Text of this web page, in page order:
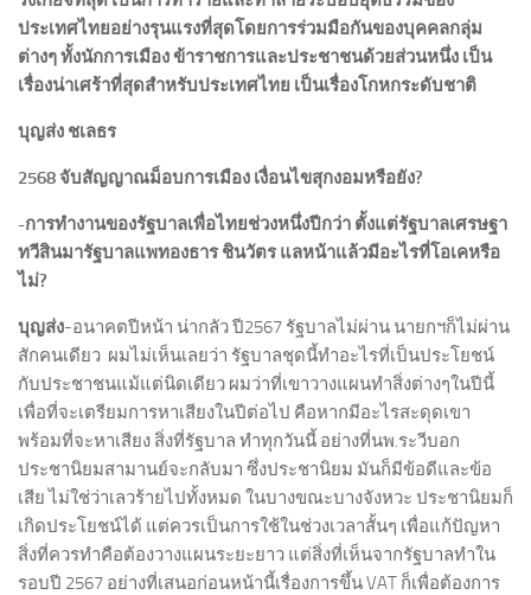
ประเทศไทยอย่างรุนแรงที่สุดโดยการร่วมมือกันของบุคคลกลุ่ม
ต่างๆ ทั้งนักการเมือง ข้าราชการและประชาชนด้วยส่วนหนึ่ง เป็น
เรื่องน่าเศร้าที่สุดสำหรับประเทศไทย เป็นเรื่องโกหกระดับชาติ
บุญส่ง ชเลธร
2568 จับสัญญาณม็อบการเมือง เงื่อนไขสุกงอมหรือยัง?
-การทำงานของรัฐบาลเพื่อไทยช่วงหนึ่งปีกว่า ตั้งแต่รัฐบาลเศรษฐา
ทวีสินมารัฐบาลแพทองธาร ชินวัตร แลหน้าแล้วมีอะไรที่โอเคหรือ
ไม่?
บุญส่ง-อนาคตปีหน้า น่ากลัว ปี2567 รัฐบาลไม่ผ่าน นายกฯก็ไม่ผ่าน
สักคนเดียว ผมไม่เห็นเลยว่า รัฐบาลชุดนี้ทำอะไรที่เป็นประโยชน์
กับประชาชนแม้แต่นิดเดียว ผมว่าที่เขาวางแผนทำสิ่งต่างๆในปีนี้
เพื่อที่จะเตรียมการหาเสียงในปีต่อไป คือหากมีอะไรสะดุดเขา
พร้อมที่จะหาเสียง สิ่งที่รัฐบาล ทำทุกวันนี้ อย่างที่นพ.ระวีบอก
ประชานิยมสามานย์จะกลับมา ซึ่งประชานิยม มันก็มีข้อดีและข้อ
เสีย ไม่ใช่ว่าเลวร้ายไปทั้งหมด ในบางขณะบางจังหวะ ประชานิยมก็
เกิดประโยชน์ได้ แต่ควรเป็นการใช้ในช่วงเวลาสั้นๆ เพื่อแก้ปัญหา
สิ่งที่ควรทำคือต้องวางแผนระยะยาว แต่สิ่งที่เห็นจากรัฐบาลทำใน
รอบปี 2567 อย่างที่เสนอก่อนหน้านี้เรื่องการขึ้น VAT ก็เพื่อต้องการ